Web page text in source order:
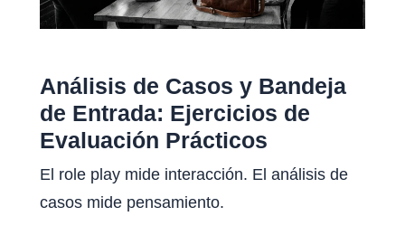
Análisis de Casos y Bandeja
de Entrada: Ejercicios de
Evaluación Prácticos
El role play mide interacción. El análisis de
casos mide pensamiento.